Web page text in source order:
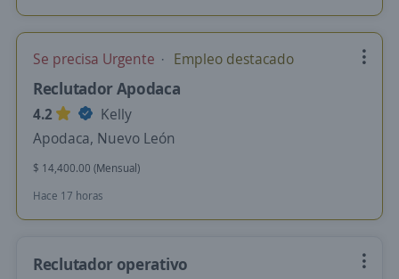
Se precisa Urgente Empleo destacado
Reclutador Apodaca
4.2
Kelly
Apodaca, Nuevo León
$ 14,400.00 (Mensual)
Hace 17 horas
Reclutador operativo